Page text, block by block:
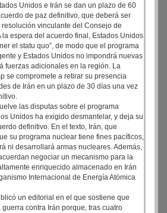
Unidos e Irán se dan un plazo de 60
de paz definitivo, que deberá ser
vinculante del Consejo de
la espera del acuerdo final, Estados Unidos
el statu quo”, de modo que el programa
y Estados Unidos no impondrá nuevas
fuerzas adicionales en la región. La
se compromete a retirar su presencia
de Irán en un plazo de 30 días una vez
las disputas sobre el programa
Unidos ha exigido desmantelar, y deja su
definitivo. En el texto, Irán, que
su programa nuclear tiene fines pacíficos,
ni desarrollará armas nucleares. Además,
negociar un mecanismo para la
enriquecido almacenado en Irán
Internacional de Energía Atómica
un editorial en el que sostiene que
contra Irán porque, tras cuatro